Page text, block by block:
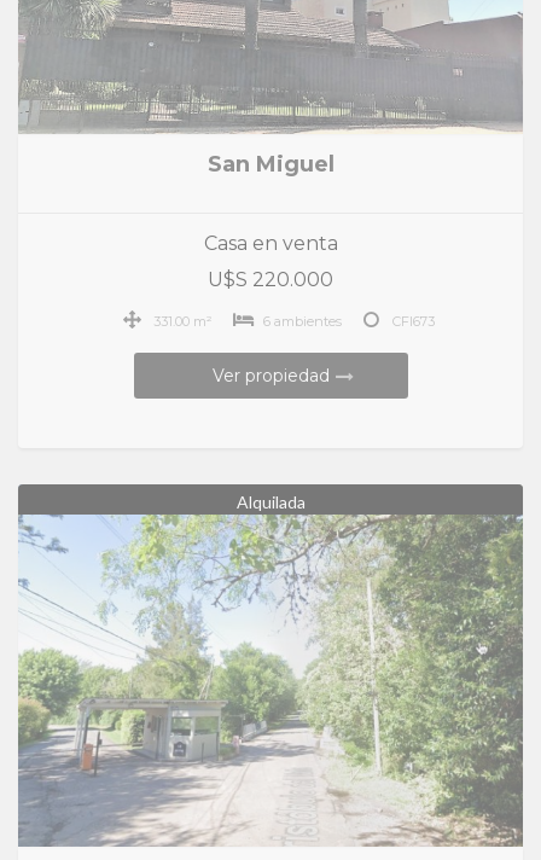
San Miguel
Casa en venta
U$S 220.000
331.00 m² 6 ambientes CFI673
Ver propiedad
Alquilada